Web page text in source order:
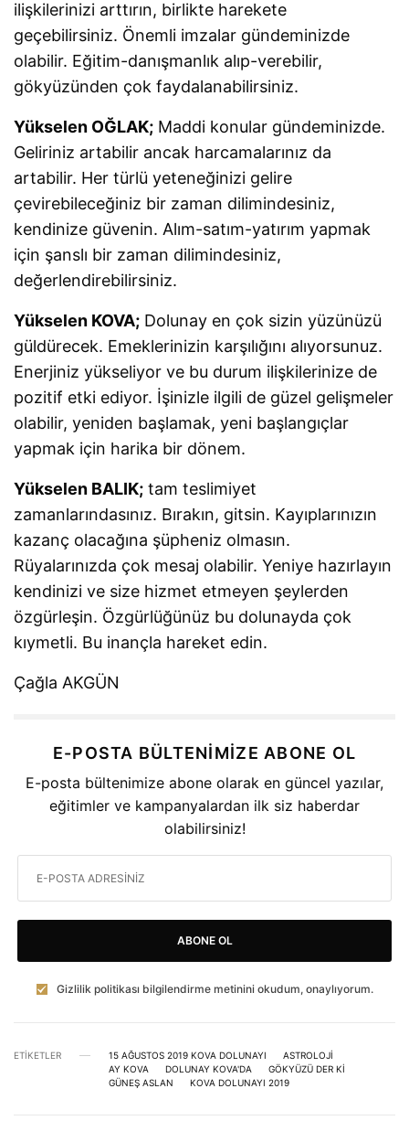
ilişkilerinizi arttırın, birlikte harekete
geçebilirsiniz. Önemli imzalar gündeminizde
olabilir. Eğitim-danışmanlık alıp-verebilir,
gökyüzünden çok faydalanabilirsiniz.
Yükselen OĞLAK; Maddi konular gündeminizde.
Geliriniz artabilir ancak harcamalarınız da
artabilir. Her türlü yeteneğinizi gelire
çevirebileceğiniz bir zaman dilimindesiniz,
kendinize güvenin. Alım-satım-yatırım yapmak
için şanslı bir zaman dilimindesiniz,
değerlendirebilirsiniz.
Yükselen KOVA; Dolunay en çok sizin yüzünüzü
güldürecek. Emeklerinizin karşılığını alıyorsunuz.
Enerjiniz yükseliyor ve bu durum ilişkilerinize de
pozitif etki ediyor. İşinizle ilgili de güzel gelişmeler
olabilir, yeniden başlamak, yeni başlangıçlar
yapmak için harika bir dönem.
Yükselen BALIK; tam teslimiyet
zamanlarındasınız. Bırakın, gitsin. Kayıplarınızın
kazanç olacağına şüpheniz olmasın.
Rüyalarınızda çok mesaj olabilir. Yeniye hazırlayın
kendinizi ve size hizmet etmeyen şeylerden
özgürleşin. Özgürlüğünüz bu dolunayda çok
kıymetli. Bu inançla hareket edin.
Çağla AKGÜN
E-POSTA BÜLTENIMIZE ABONE OL
E-posta bültenimize abone olarak en güncel yazılar,
eğitimler ve kampanyalardan ilk siz haberdar
olabilirsiniz!
ABONE OL
Gizlilik politikası bilgilendirme metinini okudum, onaylıyorum.
ETIKETLER 15 AĞUSTOS 2019 KOVA DOLUNAYI
ASTROLOJI
AY KOVA
DOLUNAY KOVA'DA
GÖKYÜZÜ DER KI
GÜNEŞ ASLAN
KOVA DOLUNAYI 2019